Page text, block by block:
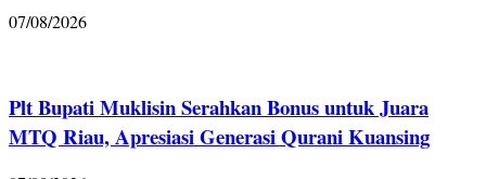
07/08/2026
Plt Bupati Muklisin Serahkan Bonus untuk Juara
MTQ Riau, Apresiasi Generasi Qurani Kuansing